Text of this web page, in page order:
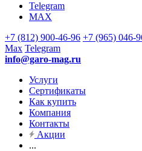
Telegram
MAX
+7 (812) 900-46-96 +7 (965) 046-
Max Telegram
info@garo-mag.ru
Услуги
Сертификаты
Как купить
Компания
Контакты
Акции
...